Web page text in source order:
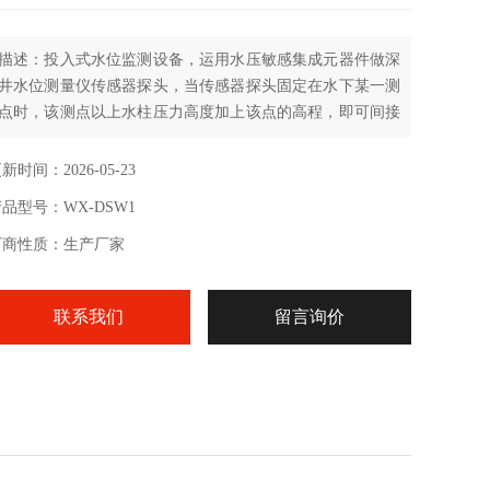
述：投入式水位监测设备，运用水压敏感集成元器件做深
水位测量仪传感器探头，当传感器探头固定在水下某一测
点时，该测点以上水柱压力高度加上该点的高程，即可间接
器探头以上深井的液位实际高度。
新时间：2026-05-23
品型号：WX-DSW1
商性质：生产厂家
联系我们 留言询价